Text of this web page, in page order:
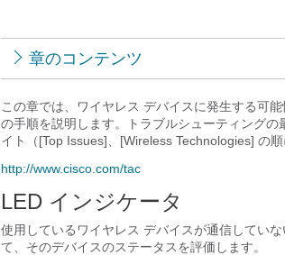
章のコンテンツ
この章では、ワイヤレス デバイスに発生する可
の手順を説明します。トラブルシューティング
イト（[Top Issues]、[Wireless Technologies] の
http://www.cisco.com/tac
LED インジケータ
使用しているワイヤレス デバイスが通信してい
て、そのデバイスのステータスを評価します。